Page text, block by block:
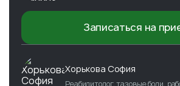
Записаться на
Хорькова София
Реабилитолог, тазовые боли,